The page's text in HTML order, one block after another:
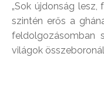
„Sok újdonság lesz,
szintén erős a
feldolgozásomban
világok